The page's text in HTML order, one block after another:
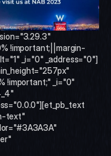
!important;||margin-
_i="0" _address="0"]
!important;" _i="0"
text"